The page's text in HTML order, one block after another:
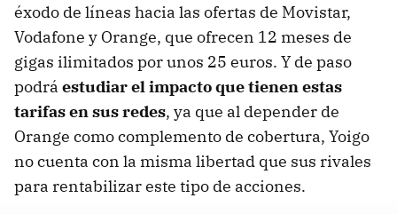
éxodo de líneas hacia las ofertas de Movistar,
Vodafone y Orange, que ofrecen 12 meses de
gigas ilimitados por unos 25 euros. Y de paso
podrá estudiar el impacto que tienen estas
tarifas en sus redes, ya que al depender de
Orange como complemento de cobertura, Yoigo
no cuenta con la misma libertad que sus rivales
para rentabilizar este tipo de acciones.